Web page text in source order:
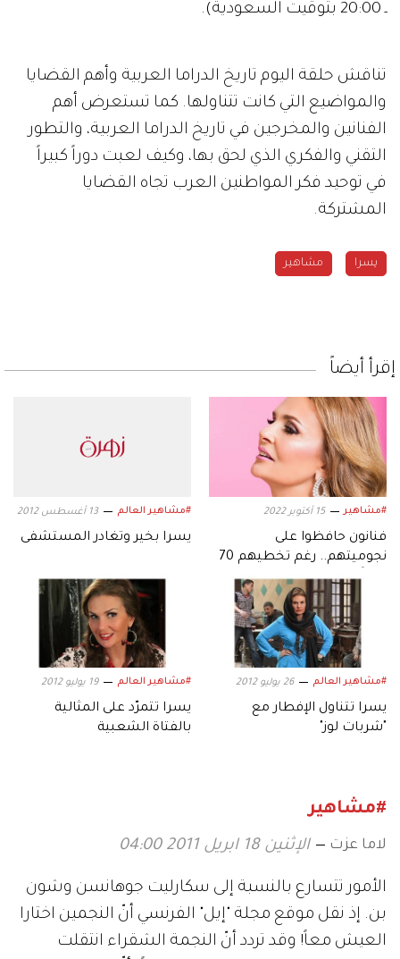
ـ 20:00 بتوقيت السعودية).
تناقش حلقة اليوم تاريخ الدراما العربية وأهم القضايا
والمواضيع التي كانت تتناولها. كما تستعرض أهم
الفنانين والمخرجين في تاريخ الدراما العربية، والتطور
التقني والفكري الذي لحق بها، وكيف لعبت دوراً كبيراً
في توحيد فكر المواطنين العرب تجاه القضايا
المشتركة.
يسرا مشاهير
إقرأ أيضاً
#مشاهير 15 أكتوبر 2022
فنانون حافظوا على
نجوميتهم.. رغم تخطيهم 70
عاماً
#مشاهير العالم 13 أغسطس 2012
يسرا بخير وتغادر المستشفى
#مشاهير العالم 26 يوليو 2012
يسرا تتناول الإفطار مع
"شربات لوز"
#مشاهير العالم 19 يوليو 2012
يسرا تتمرّد على المثالية
بالفتاة الشعبية
#مشاهير
لاما عزت الإثنين 18 ابريل 2011 04:00
الأمور تتسارع بالنسبة إلى سكارليت جوهانسن وشون
بن. إذ نقل موقع مجلة "إيل" الفرنسي أنّ النجمين اختارا
العيش معاً! وقد تردد أنّ النجمة الشقراء انتقلت